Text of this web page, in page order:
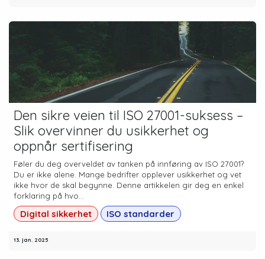
Den sikre veien til ISO 27001-suksess –
Slik overvinner du usikkerhet og
oppnår sertifisering
Føler du deg overveldet av tanken på innføring av ISO 27001?
Du er ikke alene. Mange bedrifter opplever usikkerhet og vet
ikke hvor de skal begynne. Denne artikkelen gir deg en enkel
forklaring på hvo...
Digital sikkerhet ISO standarder
13. jan. 2025